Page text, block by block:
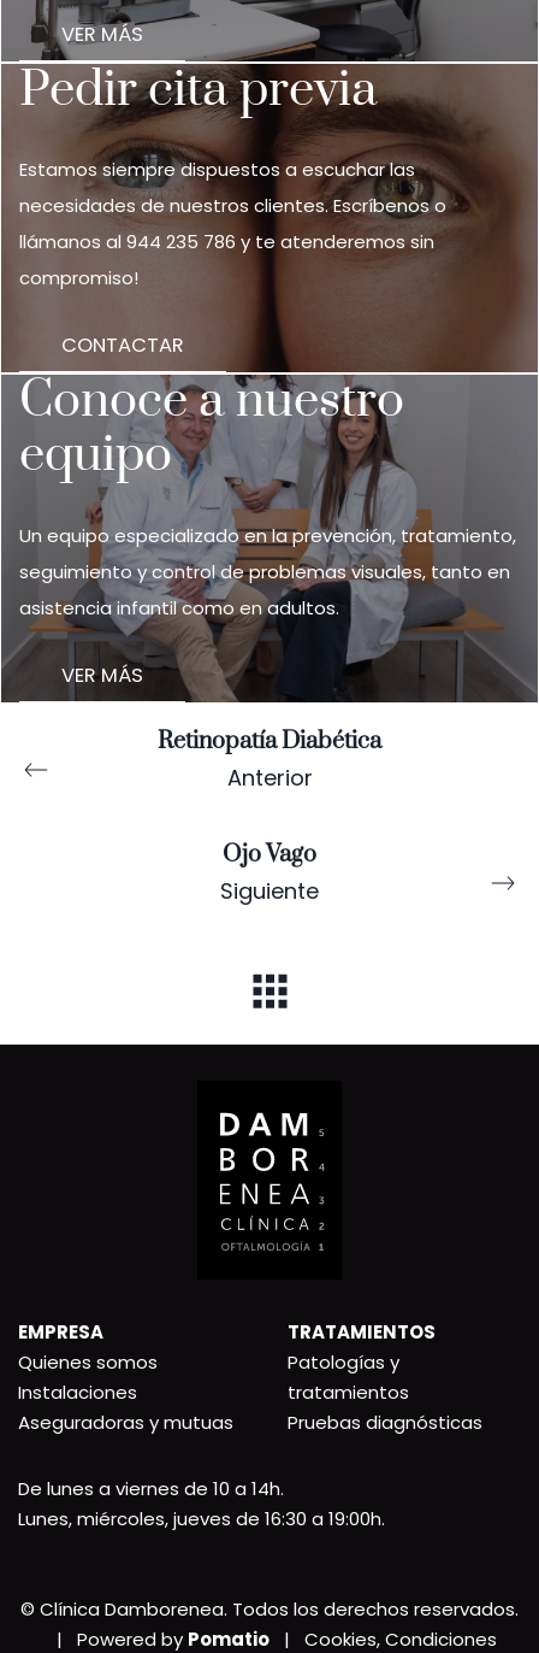
VER MÁS
Pedir cita previa
Estamos siempre dispuestos a escuchar las
necesidades de nuestros clientes. Escríbenos o
llámanos al 944 235 786 y te atenderemos sin
compromiso!
CONTACTAR
Conoce a nuestro
equipo
Un equipo especializado en la prevención, tratamiento,
seguimiento y control de problemas visuales, tanto en
asistencia infantil como en adultos.
VER MÁS
Retinopatía Diabética
Anterior
Ojo Vago
Siguiente
EMPRESA
Quienes somos
Instalaciones
Aseguradoras y mutuas
TRATAMIENTOS
Patologías y
tratamientos
Pruebas diagnósticas
De lunes a viernes de 10 a 14h.
Lunes, miércoles, jueves de 16:30 a 19:00h.
© Clínica Damborenea. Todos los derechos reservados.
| Powered by Pomatio | Cookies, Condiciones